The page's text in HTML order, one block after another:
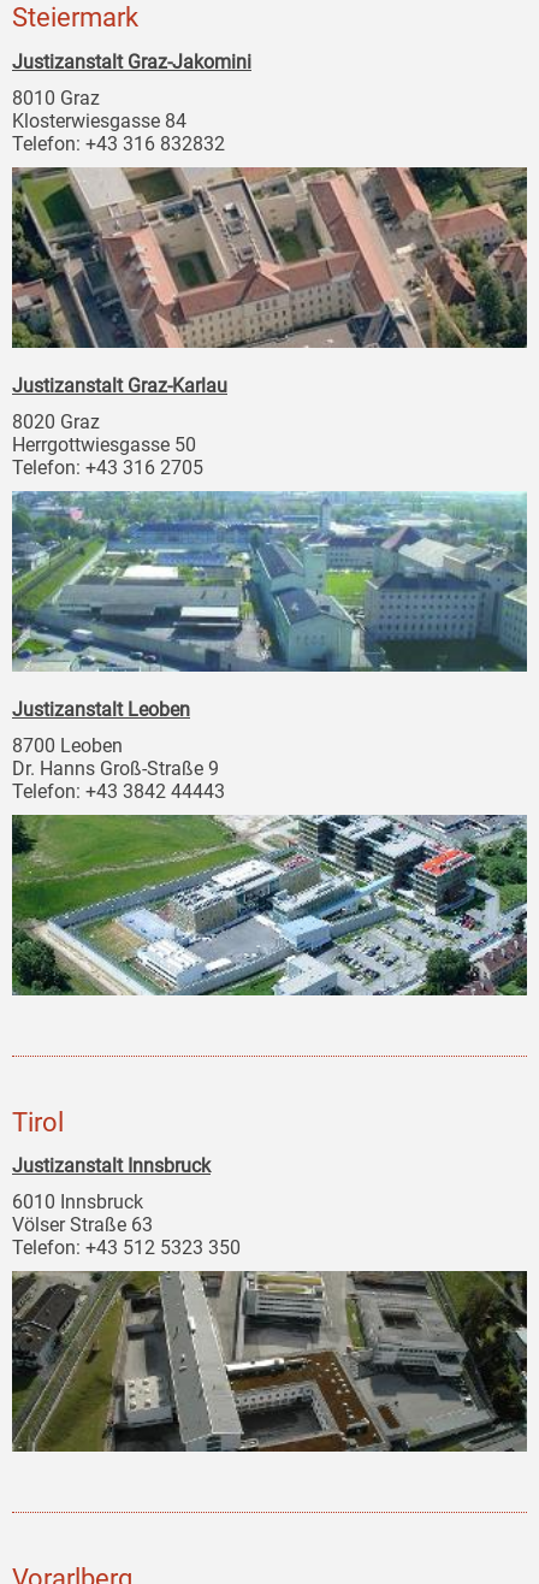
Steiermark
Justizanstalt Graz-Jakomini
8010 Graz
Klosterwiesgasse 84
Telefon: +43 316 832832
Justizanstalt Graz-Karlau
8020 Graz
Herrgottwiesgasse 50
Telefon: +43 316 2705
Justizanstalt Leoben
8700 Leoben
Dr. Hanns Groß-Straße 9
Telefon: +43 3842 44443
Tirol
Justizanstalt Innsbruck
6010 Innsbruck
Völser Straße 63
Telefon: +43 512 5323 350
Vorarlberg